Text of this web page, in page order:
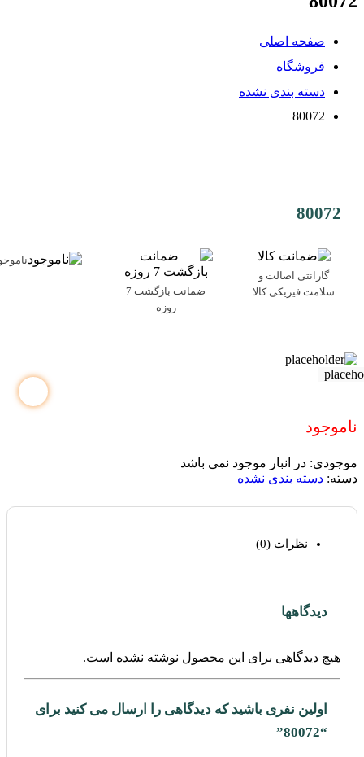
صفحه اصلی
فروشگاه
دسته بندی نشده
80072
80072
گارانتی اصالت و
سلامت فیزیکی کالا
ضمانت بازگشت 7
روزه
ناموجود
موجودی: در انبار موجود نمی باشد
دسته: دسته بندی نشده
نظرات (0)
دیدگاهها
هیچ دیدگاهی برای این محصول نوشته نشده است.
اولین نفری باشید که دیدگاهی را ارسال می کنید برای
“80072”